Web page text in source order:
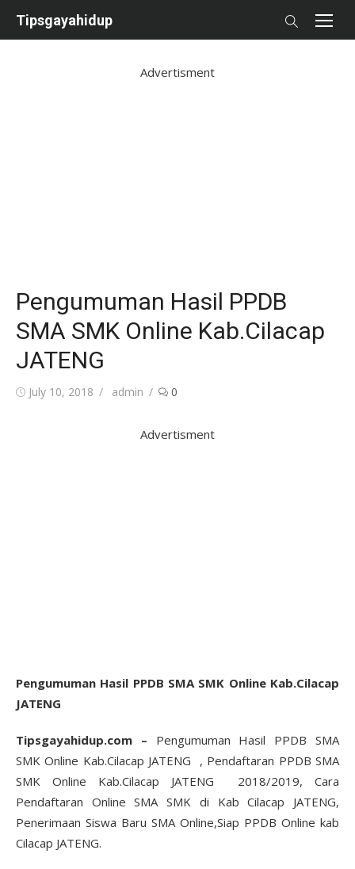
Tipsgayahidup
Advertisment
Pengumuman Hasil PPDB
SMA SMK Online Kab.Cilacap
JATENG
Posted
July 10, 2018 Author
admin 0
Advertisment
Pengumuman Hasil PPDB SMA SMK Online Kab.Cilacap
JATENG
Tipsgayahidup.com – Pengumuman Hasil PPDB SMA
SMK Online Kab.Cilacap JATENG , Pendaftaran PPDB SMA
SMK Online Kab.Cilacap JATENG 2018/2019, Cara
Pendaftaran Online SMA SMK di Kab Cilacap JATENG,
Penerimaan Siswa Baru SMA Online,Siap PPDB Online kab
Cilacap JATENG.